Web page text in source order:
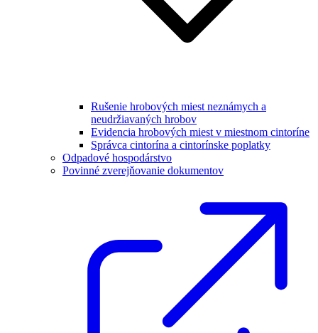
Rušenie hrobových miest neznámych a
neudržiavaných hrobov
Evidencia hrobových miest v miestnom cintoríne
Správca cintorína a cintorínske poplatky
Odpadové hospodárstvo
Povinné zverejňovanie dokumentov